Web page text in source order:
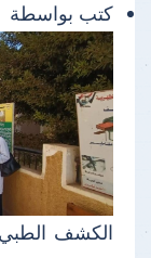
كتب بواسطة